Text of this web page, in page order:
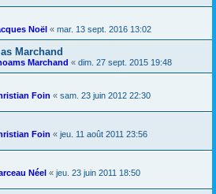
Noël « mar. 13 sept. 2016 13:02
Marchand
Marchand « dim. 27 sept. 2015 19:48
Foin « sam. 23 juin 2012 22:30
Foin « jeu. 11 août 2011 23:56
Néel « jeu. 23 juin 2011 18:50